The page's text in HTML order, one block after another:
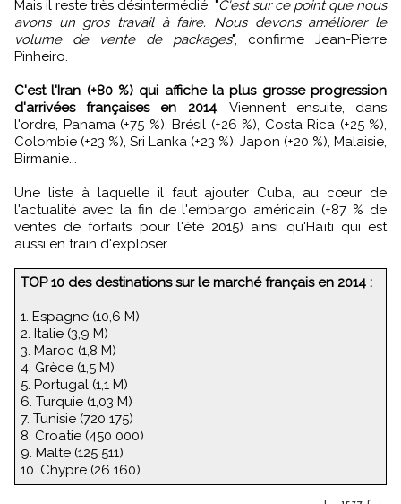
Mais il reste très désintermédié. "C'est sur ce point que nous
avons un gros travail à faire. Nous devons améliorer le
volume de vente de packages", confirme Jean-Pierre
Pinheiro.
C'est l'Iran (+80 %) qui affiche la plus grosse progression
d'arrivées françaises en 2014. Viennent ensuite, dans
l'ordre, Panama (+75 %), Brésil (+26 %), Costa Rica (+25 %),
Colombie (+23 %), Sri Lanka (+23 %), Japon (+20 %), Malaisie,
Birmanie...
Une liste à laquelle il faut ajouter Cuba, au cœur de
l'actualité avec la fin de l'embargo américain (+87 % de
ventes de forfaits pour l'été 2015) ainsi qu'Haïti qui est
aussi en train d'exploser.
TOP 10 des destinations sur le marché français en 2014 :
1. Espagne (10,6 M)
2. Italie (3,9 M)
3. Maroc (1,8 M)
4. Grèce (1,5 M)
5. Portugal (1,1 M)
6. Turquie (1,03 M)
7. Tunisie (720 175)
8. Croatie (450 000)
9. Malte (125 511)
10. Chypre (26 160).